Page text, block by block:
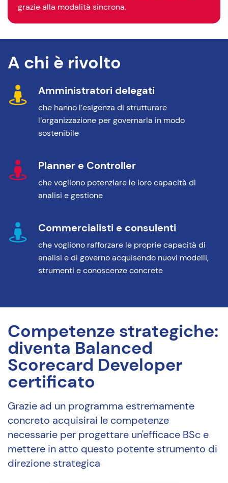
grazie alla modalità sincrona.
A chi è rivolto
Amministratori delegati
che hanno l’esigenza di strutturare
l’organizzazione per governarla in modo
sostenibile
Planner e Controller
che vogliono potenziare le loro capacità di
analisi e gestione
Commercialisti e consulenti
che vogliono rafforzare le proprie capacità di
analisi e di governo acquisendo nuovi modelli,
strumenti e conoscenze concrete
Competenze strategiche:
diventa Balanced
Scorecard Developer
certificato
Grazie ad un programma estremamente
concreto acquisirai le competenze
necessarie per progettare un'efficace BSc e
mettere in atto questo potente strumento di
direzione strategica